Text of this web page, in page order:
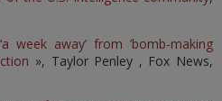
week away’ from ’bomb-making
», Taylor Penley , Fox News,